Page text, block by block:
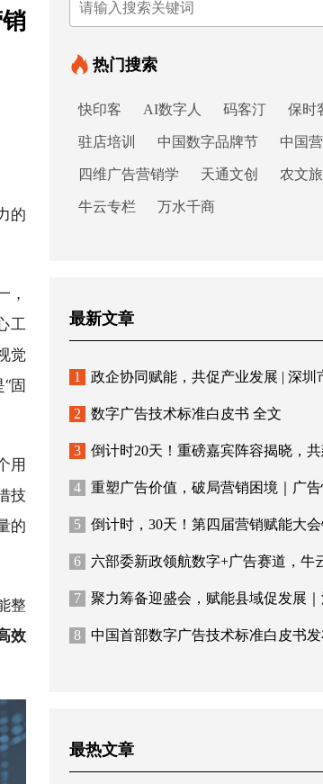
的
，
工
觉
固
用
技
的
整
效
热门搜索
快印客 AI数字人 码客汀 保时
驻店培训 中国数字品牌节 中国
四维广告营销学 天通文创 农文
牛云专栏 万水千商
最新文章
1 政企协同赋能，共促产业发展 | 深圳市市场监督管理局罗湖局领导一
2 数字广告技术标准白皮书 全文
3 倒计时20天！重磅嘉宾阵容揭晓，共建县
4 重塑广告价值，破局营销困境｜广告快印人年度
5 倒计时，30天！第四届营销赋能大
6 六部委新政领航数字+广告赛道，牛云老师深度解读
7 聚力筹备迎盛会，赋能县域促发展｜深圳市营销协会第五届理事
8 中国首部数字广告技术标准白皮书发布：以标准化建设响应六
最热文章